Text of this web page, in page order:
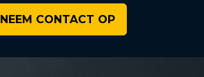
NEEM CONTACT OP